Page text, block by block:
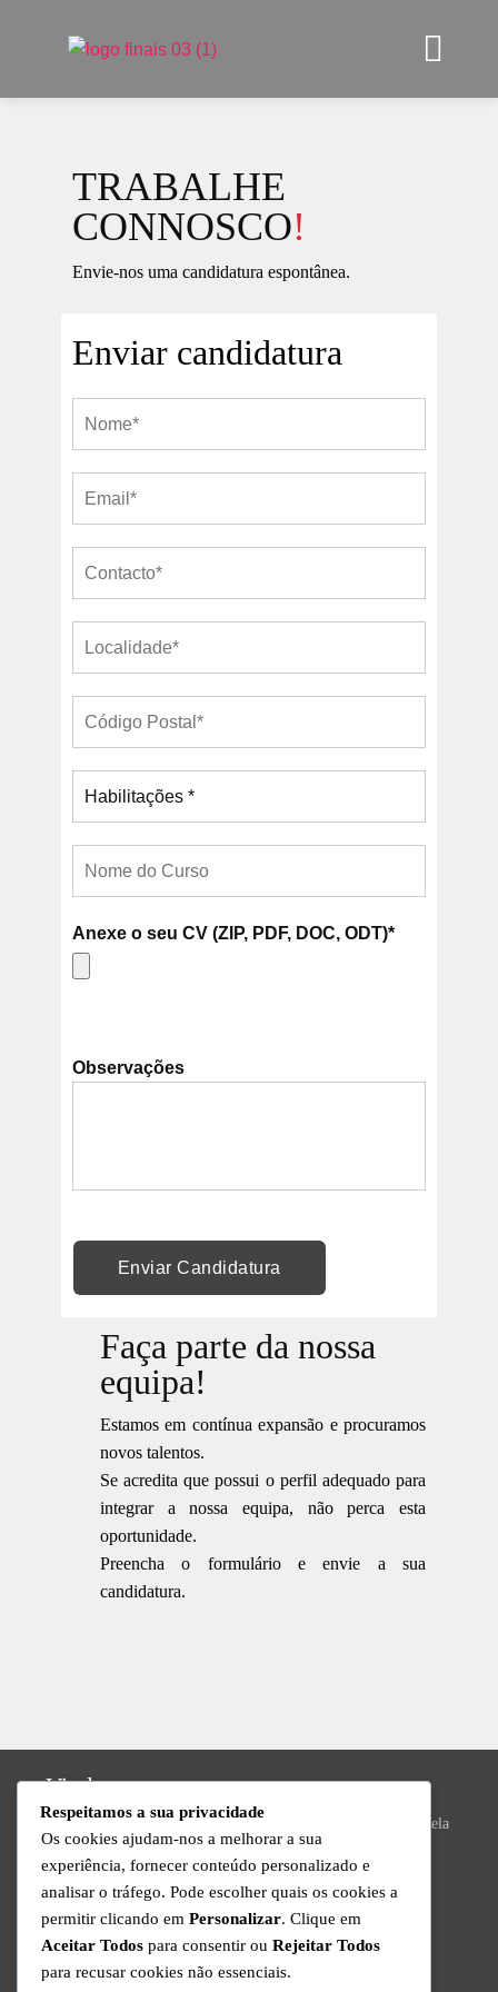
TRABALHE
CONNOSCO!
Envie-nos uma candidatura espontânea.
Enviar candidatura
Anexe o seu CV (ZIP, PDF, DOC, ODT)*
Observações
Faça parte da nossa
equipa!
Estamos em contínua expansão e procuramos
novos talentos.
Se acredita que possui o perfil adequado para
integrar a nossa equipa, não perca esta
oportunidade.
Preencha o formulário e envie a sua
candidatura.
Vizela
Praça do Município Bloco 8, Loja 43, N.º 392, 4815-013 Vizela
Valongo
R. da Ivanta, Nº 30, 4440-559 Valongo
Suporte Técnico
Respeitamos a sua privacidade
Os cookies ajudam-nos a melhorar a sua
experiência, fornecer conteúdo personalizado e
analisar o tráfego. Pode escolher quais os cookies a
permitir clicando em Personalizar. Clique em
Aceitar Todos para consentir ou Rejeitar Todos
para recusar cookies não essenciais.